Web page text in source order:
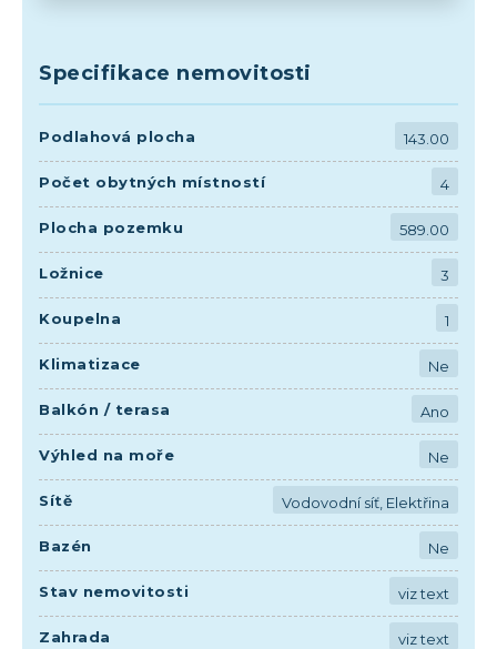
Specifikace nemovitosti
Podlahová plocha 143.00
Počet obytných místností 4
Plocha pozemku 589.00
Ložnice 3
Koupelna 1
Klimatizace Ne
Balkón / terasa Ano
Výhled na moře Ne
Sítě Vodovodní síť, Elektřina
Bazén Ne
Stav nemovitosti viz text
Zahrada viz text